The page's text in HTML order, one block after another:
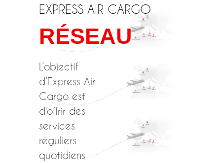
EXPRESS AIR CARGO
RÉSEAU
L’objectif
d’Express Air
Cargo est
d'offrir des
services
réguliers
quotidiens